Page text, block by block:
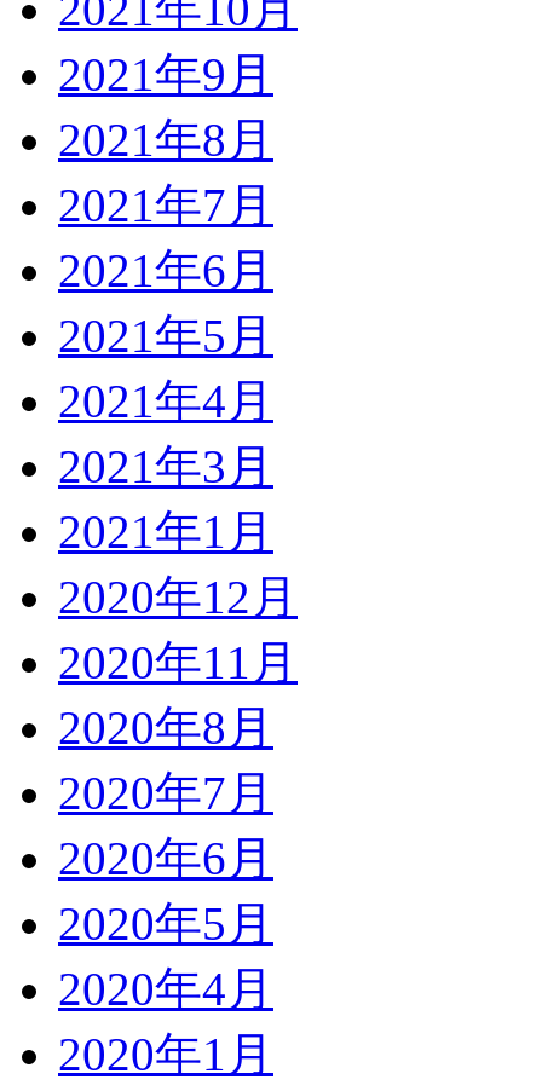
2021年9月
2021年8月
2021年7月
2021年6月
2021年5月
2021年4月
2021年3月
2021年1月
2020年12月
2020年11月
2020年8月
2020年7月
2020年6月
2020年5月
2020年4月
2020年1月